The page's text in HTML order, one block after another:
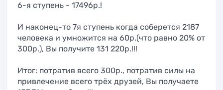
6-я ступень - 17496р.!
И наконец-то 7я ступень когда соберется 2187
человека и умножится на 60р.(что равно 20% от
300р.), Вы получите 131 220р.!!!
Итог: потратив всего 300р., потратив силы на
привлечение всего трёх друзей, Вы получаете